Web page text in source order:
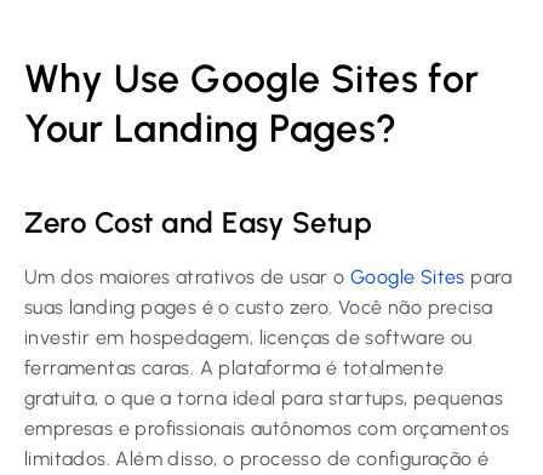
Why Use Google Sites for
Your Landing Pages?
Zero Cost and Easy Setup
Um dos maiores atrativos de usar o Google Sites para
suas landing pages é o custo zero. Você não precisa
investir em hospedagem, licenças de software ou
ferramentas caras. A plataforma é totalmente
gratuita, o que a torna ideal para startups, pequenas
empresas e profissionais autônomos com orçamentos
limitados. Além disso, o processo de configuração é